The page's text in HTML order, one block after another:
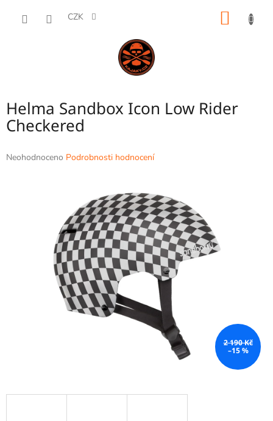
CZK
Helma Sandbox Icon Low Rider
Checkered
Průměrné
Neohodnoceno Podrobnosti hodnocení
2 190 Kč
–15 %